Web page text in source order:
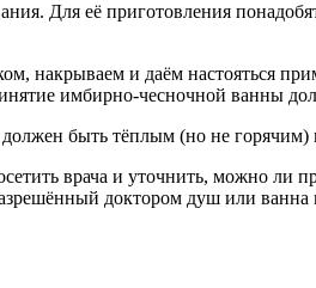
Для её приготовления
накрываем и даём настояться
имбирно-чесночной ванны
быть тёплым (но не
врача и уточнить, можно ли
доктором душ или ванна